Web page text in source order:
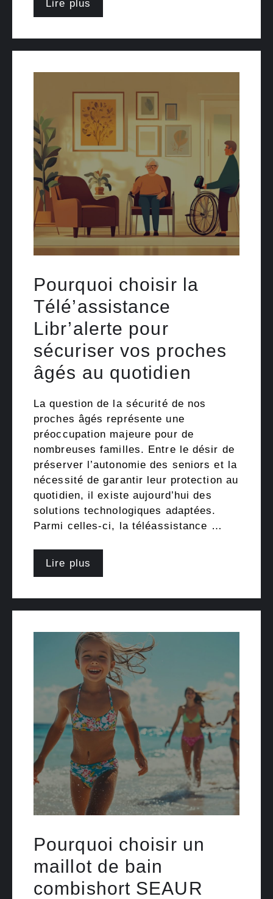
Lire plus
Pourquoi choisir la
Télé’assistance
Libr’alerte pour
sécuriser vos proches
âgés au quotidien
La question de la sécurité de nos
proches âgés représente une
préoccupation majeure pour de
nombreuses familles. Entre le désir de
préserver l’autonomie des seniors et la
nécessité de garantir leur protection au
quotidien, il existe aujourd’hui des
solutions technologiques adaptées.
Parmi celles-ci, la téléassistance …
Lire plus
Pourquoi choisir un
maillot de bain
combishort SEAUR